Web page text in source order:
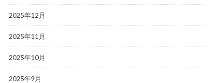
2025年12月
2025年11月
2025年10月
2025年9月